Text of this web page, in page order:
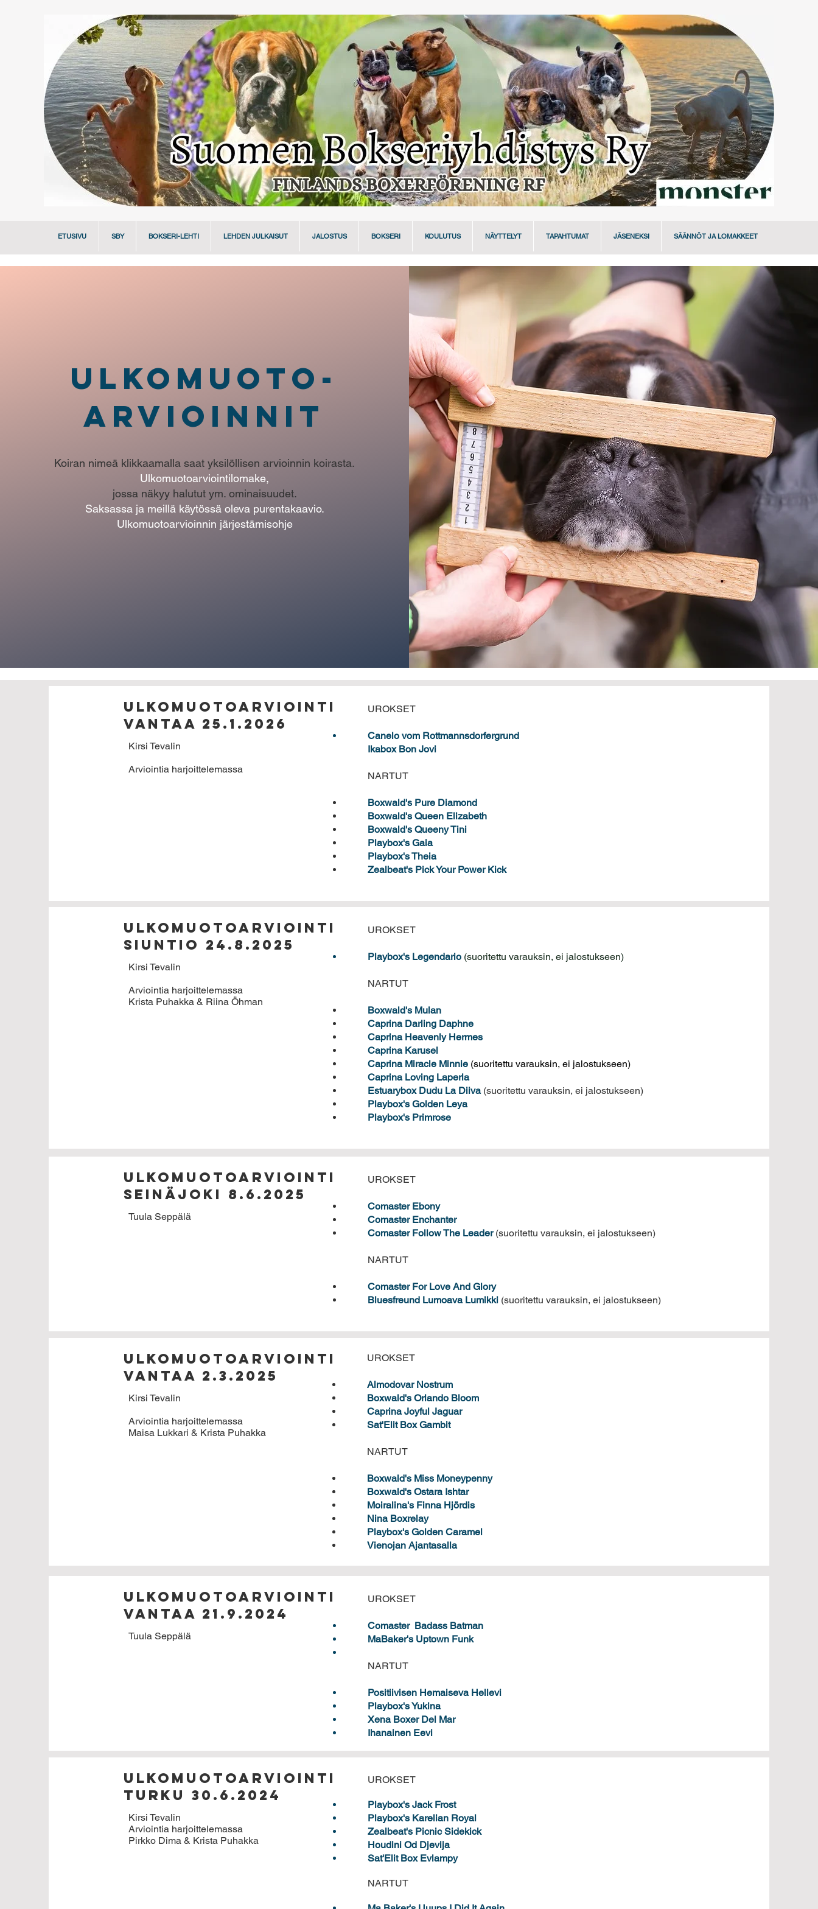
ETUSIVU SBY BOKSERI-LEHTI LEHDEN JULKAISUT JALOSTUS BOKSERI KOULUTUS NÄYTTELYT TAPAHTUMAT JÄSENEKSI SÄÄNNÖT JA LOMAKKEET
ULKOMUOTO-
ARVIOINNIT
Koiran nimeä klikkaamalla saat yksilöllisen arvioinnin koirasta.
Ulkomuotoarviointilomake,
jossa näkyy halutut ym. ominaisuudet.
Saksassa ja meillä käytössä oleva purentakaavio.
Ulkomuotoarvioinnin järjestämisohje
Ulkomuotoarviointi
vantaa 25.1.2026
Kirsi Tevalin
Arviointia harjoittelemassa
UROKSET
Canelo vom Rottmannsdorfergrund
Ikabox Bon Jovi
NARTUT
Boxwald's Pure Diamond
Boxwald's Queen Elizabeth
Boxwald's Queeny Tini
Playbox's Gaia
Playbox's Theia
Zealbeat's Pick Your Power Kick
Ulkomuotoarviointi
siuntio 24.8.2025
Kirsi Tevalin
Arviointia harjoittelemassa
Krista Puhakka & Riina Öhman
UROKSET
Playbox's Legendario (suoritettu varauksin, ei jalostukseen)
NARTUT
Boxwald's Mulan
Caprina Darling Daphne
Caprina Heavenly Hermes
Caprina Karusel
Caprina Miracle Minnie (suoritettu varauksin, ei jalostukseen)
Caprina Loving Laperla
Estuarybox Dudu La Diiva (suoritettu varauksin, ei jalostukseen)
Playbox's Golden Leya
Playbox's Primrose
Ulkomuotoarviointi
SEINÄJOKI 8.6.2025
Tuula Seppälä
UROKSET
Comaster Ebony
Comaster Enchanter
Comaster Follow The Leader(suoritettu varauksin, ei jalostukseen)
NARTUT
Comaster For Love And Glory
Bluesfreund Lumoava Lumikki (suoritettu varauksin, ei jalostukseen)
Ulkomuotoarviointi
VANTAA 2.3.2025
Kirsi Tevalin
Arviointia harjoittelemassa
Maisa Lukkari & Krista Puhakka
UROKSET
Almodovar Nostrum
Boxwald's Orlando Bloom
Caprina Joyful Jaguar
Sat'Elit Box Gambit
NARTUT​
Boxwald's Miss Moneypenny
Boxwald's Ostara Ishtar
Moiralina's Finna Hjördis
Nina Boxrelay
Playbox's Golden Caramel
Vienojan Ajantasalla
Ulkomuotoarviointi
VANTAA 21.9.2024
Tuula Seppälä
UROKSET
Comaster Badass Batman
MaBaker's Uptown Funk
NARTUT
Positiivisen Hemaiseva Hellevi
Playbox's Yukina
Xena Boxer Del Mar
Ihanainen Eevi
Ulkomuotoarviointi
Turku 30.6.2024
Kirsi Tevalin
Arviointia harjoittelemassa
Pirkko Dima & Krista Puhakka
UROKSET
Playbox's Jack Frost
Playbox's Karelian Royal
Zealbeat's Picnic Sidekick
Houdini Od Djevija
Sat'Elit Box Evlampy
NARTUT